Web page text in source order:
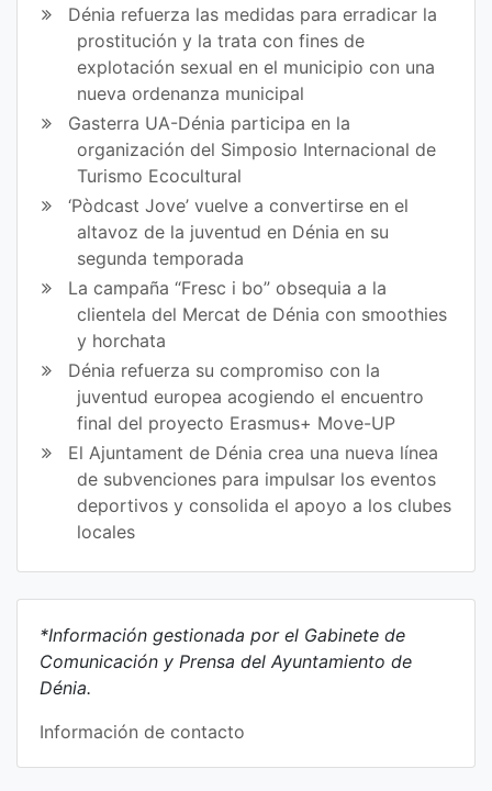
Dénia refuerza las medidas para erradicar la
prostitución y la trata con fines de
explotación sexual en el municipio con una
nueva ordenanza municipal
Gasterra UA-Dénia participa en la
organización del Simposio Internacional de
Turismo Ecocultural
‘Pòdcast Jove’ vuelve a convertirse en el
altavoz de la juventud en Dénia en su
segunda temporada
La campaña “Fresc i bo” obsequia a la
clientela del Mercat de Dénia con smoothies
y horchata
Dénia refuerza su compromiso con la
juventud europea acogiendo el encuentro
final del proyecto Erasmus+ Move-UP
El Ajuntament de Dénia crea una nueva línea
de subvenciones para impulsar los eventos
deportivos y consolida el apoyo a los clubes
locales
*Información gestionada por el Gabinete de
Comunicación y Prensa del Ayuntamiento de
Dénia.
Información de contacto